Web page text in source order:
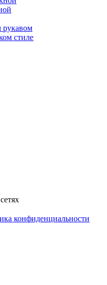
рукавом
стиле
конфиденциальности